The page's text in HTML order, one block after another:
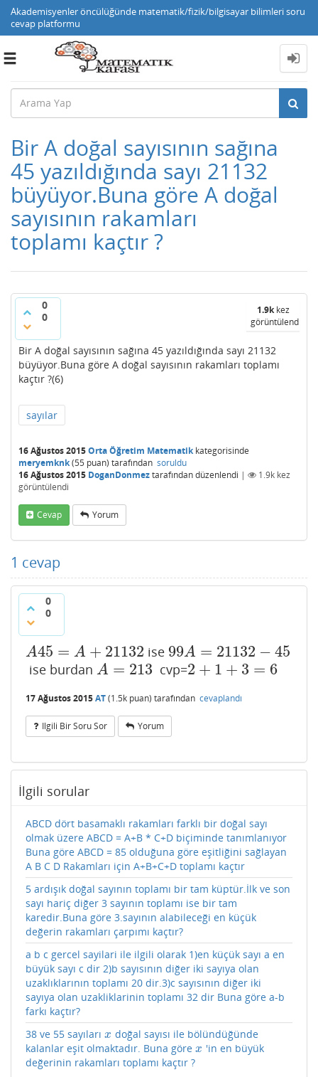
Akademisyenler öncülüğünde matematik/fizik/bilgisayar bilimleri soru
cevap platformu
Toggle
Bir A doğal sayısının sağına
45 yazıldığında sayı 21132
büyüyor.Buna göre A doğal
sayısının rakamları
toplamı kaçtır ?
0
0
1.9kkez
görüntülendi
Bir A doğal sayısının sağına 45 yazıldığında sayı 21132
büyüyor.Buna göre A doğal sayısının rakamları toplamı
kaçtır ?(6)
sayılar
16 Ağustos 2015Orta Öğretim Matematikkategorisinde
meryemknk(55 puan) tarafından soruldu
16 Ağustos 2015 DoganDonmeztarafındandüzenlendi | 1.9k kez
görüntülendi
Cevap Yorum
1 cevap
0
0
A45 = A + 21132
A45= A+ 21132 ise 99A = 21132 − 45
99A= 21132−45
ise burdan A = 213
A= 213 cvp=2 + 1 + 3 = 6
2 +1+3 =6
17 Ağustos 2015AT(1.5k puan) tarafından cevaplandı
Ilgili Bir Soru Sor Yorum
İlgili sorular
ABCD dört basamaklı rakamları farklı bir doğal sayı
olmak üzere ABCD = A+B * C+D biçiminde tanımlanıyor
Buna göre ABCD = 85 olduğuna göre eşitliğini sağlayan
A B C D Rakamları için A+B+C+D toplamı kaçtır
5 ardışık doğal sayının toplamı bir tam küptür.İlk ve son
sayı hariç diğer 3 sayının toplamı ise bir tam
karedir.Buna göre 3.sayının alabileceği en küçük
değerin rakamları çarpımı kaçtır?
a b c gercel sayilari ile ilgili olarak 1)en küçük sayı a en
büyük sayı c dir 2)b sayısının diğer iki sayıya olan
uzaklıklarının toplamı 20 dir.3)c sayısının diğer iki
sayıya olan uzakliklarinin toplamı 32 dir Buna göre a-b
farkı kaçtır?
38 ve 55 sayıları x
x doğal sayısı ile bölündüğünde
kalanlar eşit olmaktadır. Buna göre x
x 'in en büyük
değerinin rakamları toplamı kaçtır ?